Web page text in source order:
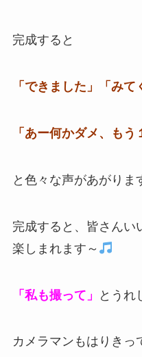
完成すると
「できました」「みて
「あー何かダメ、もう
と色々な声があがりま
完成すると、皆さんい
楽しまれます～
「私も撮って」 とうれ
カメラマンもはりきっ